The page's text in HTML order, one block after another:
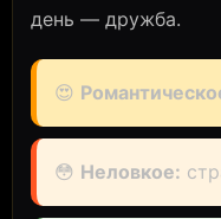
день — дружба.
😍
😳 Неловкое: